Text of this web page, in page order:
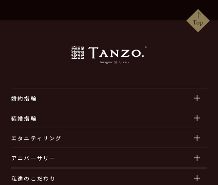
婚約指輪
結婚指輪
エタニティリング
アニバーサリー
私達のこだわり